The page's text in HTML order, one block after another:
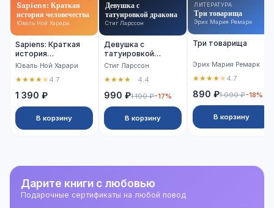
Sapiens: Краткая
история человечества
Юваль Ной Харари
Sapiens: Краткая
история
человечества
Юваль Ной Харари
★★★★★4.7
1 390 ₽
В корзину
Девушка с
татуировкой дракона
Стиг Ларссон
Девушка с
татуировкой
дракона
Стиг Ларссон
★★★★ 4.4
990 ₽1 190 ₽-17%
В корзину
ЛИТЕРАТУРА
Три товарища
Эрих Мария Ремарк
Три товарища
Эрих Мария Ремарк
★★★★★4.7
890 ₽1 090 ₽-18%
В корзину
Дарите книги с любовью
Подарочные сертификаты на любой повод